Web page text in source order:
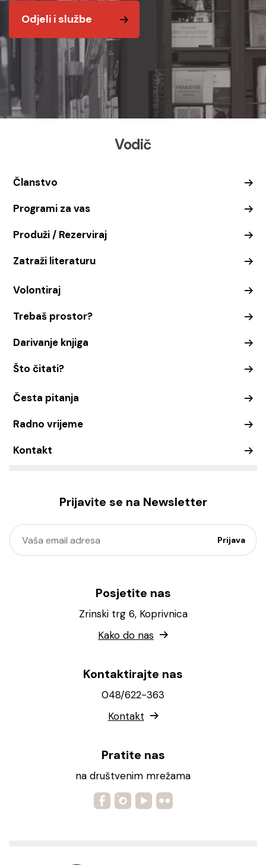
Odjeli i službe
Vodič
Članstvo
Programi za vas
Produži / Rezerviraj
Zatraži literaturu
Volontiraj
Trebaš prostor?
Darivanje knjiga
Što čitati?
Česta pitanja
Radno vrijeme
Kontakt
Prijavite se na Newsletter
Posjetite nas
Zrinski trg 6, Koprivnica
Kako do nas
Kontaktirajte nas
048/622-363
Kontakt
Pratite nas
na društvenim mrežama